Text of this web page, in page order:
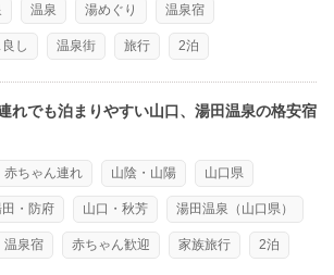
温泉 湯めぐり 温泉宿
し 温泉街 旅行 2泊
れでも泊まりやすい山口、湯田温泉の格安宿
赤ちゃん連れ 山陰・山陽 山口県
・防府 山口・秋芳 湯田温泉（山口県）
温泉宿 赤ちゃん歓迎 家族旅行 2泊